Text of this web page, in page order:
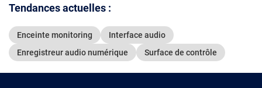
Tendances actuelles :
Enceinte monitoring
Interface audio
Enregistreur audio numérique
Surface de contrôle